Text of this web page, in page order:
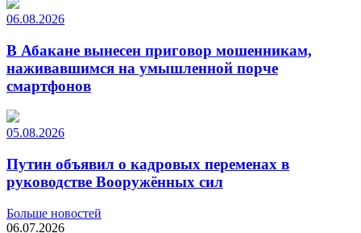
06.08.2026
В Абакане вынесен приговор мошенникам,
наживавшимся на умышленной порче
смартфонов
05.08.2026
Путин объявил о кадровых переменах в
руководстве Вооружённых сил
Больше новостей
06.07.2026